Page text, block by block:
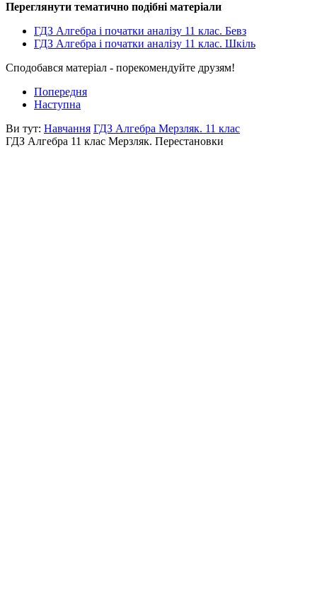
Переглянути тематично подібні матеріали
ГДЗ Алгебра і початки аналізу 11 клас. Бевз
ГДЗ Алгебра і початки аналізу 11 клас. Шкіль
Сподобався матеріал - порекомендуйте друзям!
Попередня
Наступна
Ви тут: Навчання ГДЗ Алгебра Мерзляк. 11 клас
ГДЗ Алгебра 11 клас Мерзляк. Перестановки